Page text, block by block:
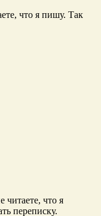
что я пишу. Так
что я
переписку.